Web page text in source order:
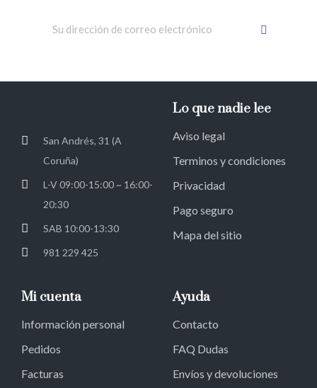
San Andrés, 31 (A
Coruña)
L-V 09:00-15:00 ~ 16:00-
20:30
SAB 10:00-13:30
981 229 425
Lo que nadie lee
Aviso legal
Terminos y condiciones
Privacidad
Pago seguro
Mapa del sitio
Mi cuenta
Información personal
Pedidos
Facturas
Ayuda
Contacto
FAQ Dudas
Envíos y devoluciones